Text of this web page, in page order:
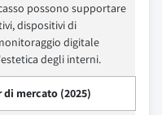
possono supportare
dispositivi di
digitale
degli interni.
di mercato (2025)